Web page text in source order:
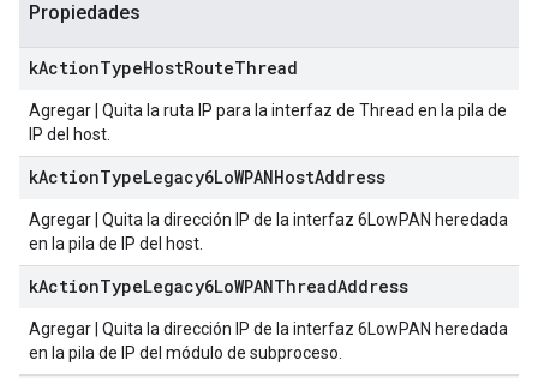
Propiedades
kActionTypeHostRouteThread
Agregar | Quita la ruta IP para la interfaz de Thread en la pila de
IP del host.
kActionTypeLegacy6LoWPANHostAddress
Agregar | Quita la dirección IP de la interfaz 6LowPAN heredada
en la pila de IP del host.
kActionTypeLegacy6LoWPANThreadAddress
Agregar | Quita la dirección IP de la interfaz 6LowPAN heredada
en la pila de IP del módulo de subproceso.